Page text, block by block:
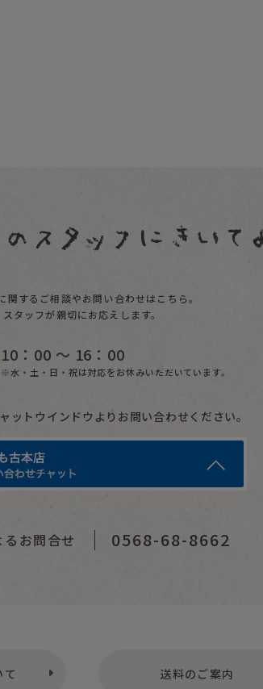
関するご相談やお問い合わせはこちら。
スタッフが親切にお応えします。
10：00 〜 16：00
※水・土・日・祝は対応をお休みいただいています。
ットウインドウよりお問い合わせください。
お問合せ 0568-68-8662
送料のご案内